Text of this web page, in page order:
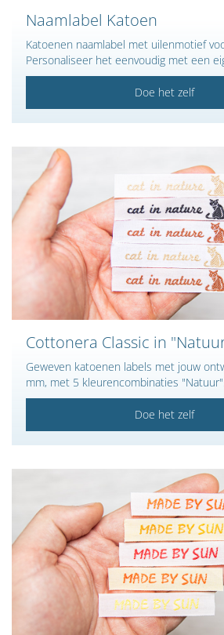
Naamlabel Katoen
Katoenen naamlabel met uilenmotief
Personaliseer het eenvoudig met een
Doe het zelf
Cottonera Classic in
Geweven katoenen labels met jouw
mm, met 5 kleurencombinaties
Doe het zelf